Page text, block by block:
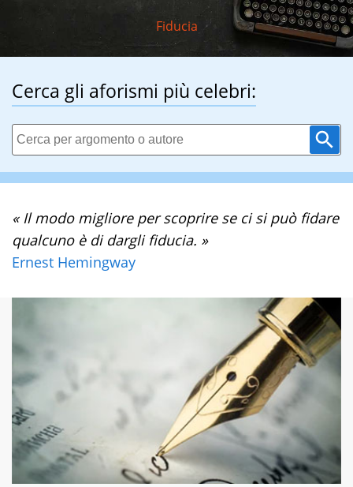
Fiducia
Cerca gli aforismi più celebri:
« Il modo migliore per scoprire se ci si può fidare
qualcuno è di dargli fiducia. »
Ernest Hemingway